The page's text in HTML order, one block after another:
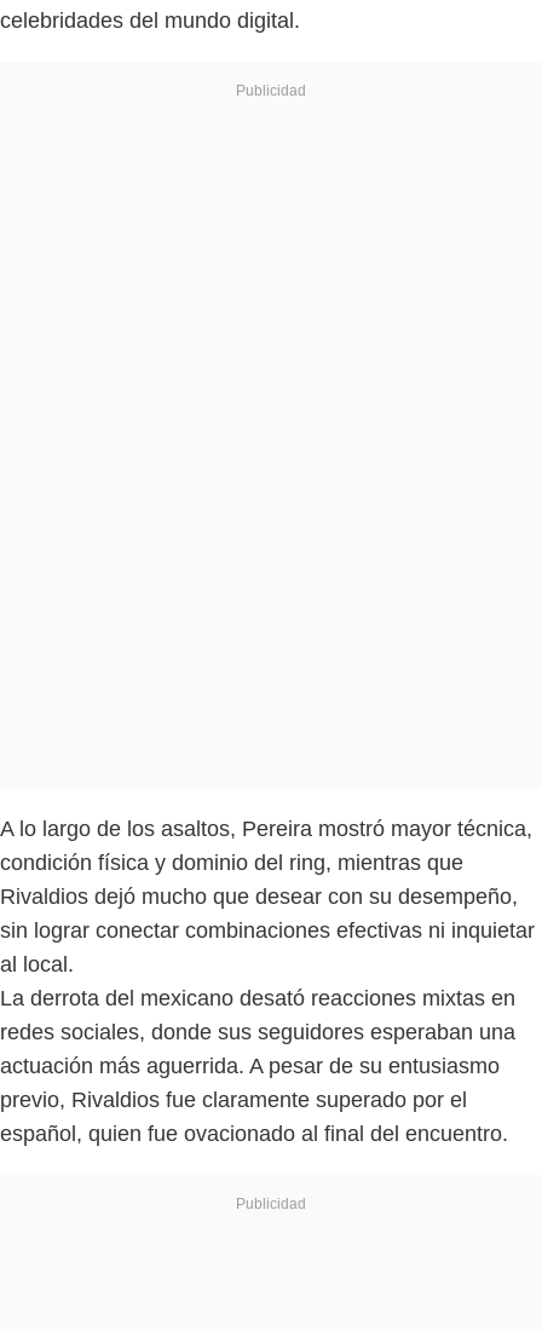
celebridades del mundo digital.
A lo largo de los asaltos, Pereira mostró mayor técnica,
condición física y dominio del ring, mientras que
Rivaldios dejó mucho que desear con su desempeño,
sin lograr conectar combinaciones efectivas ni inquietar
al local.
La derrota del mexicano desató reacciones mixtas en
redes sociales, donde sus seguidores esperaban una
actuación más aguerrida. A pesar de su entusiasmo
previo, Rivaldios fue claramente superado por el
español, quien fue ovacionado al final del encuentro.